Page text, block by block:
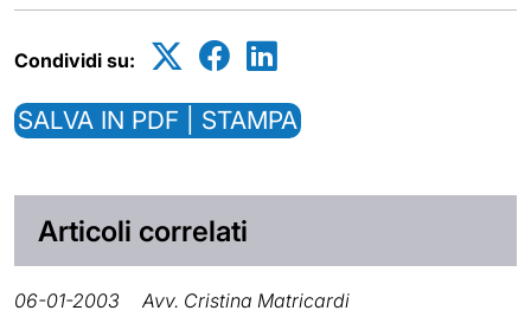
Condividi su:
SALVA IN PDF | STAMPA
Articoli correlati
06-01-2003 Avv. Cristina Matricardi